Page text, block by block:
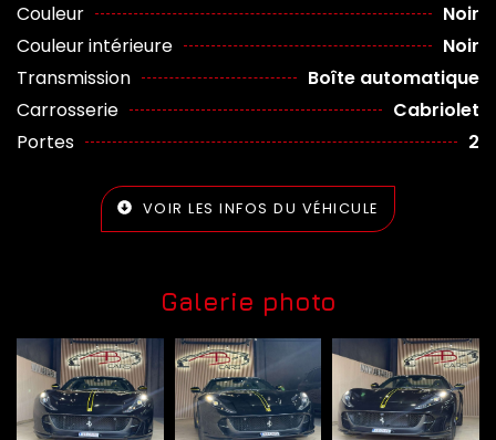
Couleur
Noir
Couleur intérieure
Noir
Transmission
Boîte automatique
Carrosserie
Cabriolet
Portes
2
VOIR LES INFOS DU VÉHICULE
Galerie photo